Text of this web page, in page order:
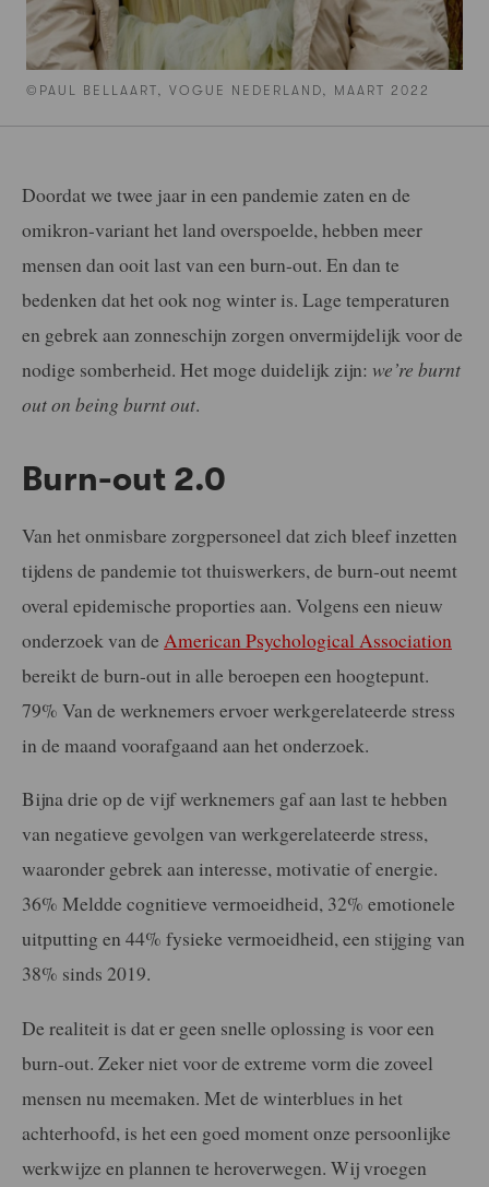
©PAUL BELLAART, VOGUE NEDERLAND, MAART 2022
Doordat we twee jaar in een pandemie zaten en de
omikron-variant het land overspoelde, hebben meer
mensen dan ooit last van een burn-out. En dan te
bedenken dat het ook nog winter is. Lage temperaturen
en gebrek aan zonneschijn zorgen onvermijdelijk voor de
nodige somberheid. Het moge duidelijk zijn: we’re burnt
out on being burnt out.
Burn-out 2.0
Van het onmisbare zorgpersoneel dat zich bleef inzetten
tijdens de pandemie tot thuiswerkers, de burn-out neemt
overal epidemische proporties aan. Volgens een nieuw
onderzoek van de American Psychological Association
bereikt de burn-out in alle beroepen een hoogtepunt.
79% Van de werknemers ervoer werkgerelateerde stress
in de maand voorafgaand aan het onderzoek.
Bijna drie op de vijf werknemers gaf aan last te hebben
van negatieve gevolgen van werkgerelateerde stress,
waaronder gebrek aan interesse, motivatie of energie.
36% Meldde cognitieve vermoeidheid, 32% emotionele
uitputting en 44% fysieke vermoeidheid, een stijging van
38% sinds 2019.
De realiteit is dat er geen snelle oplossing is voor een
burn-out. Zeker niet voor de extreme vorm die zoveel
mensen nu meemaken. Met de winterblues in het
achterhoofd, is het een goed moment onze persoonlijke
werkwijze en plannen te heroverwegen. Wij vroegen